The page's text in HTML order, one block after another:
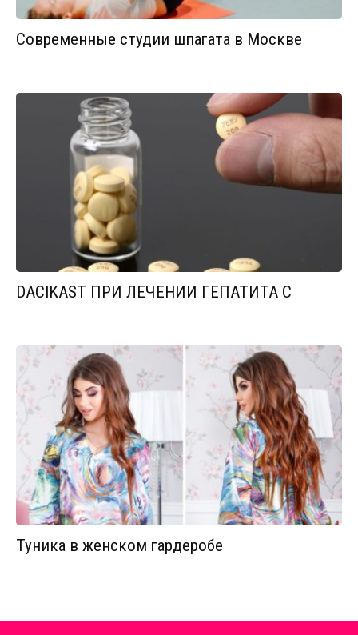
Современные студии шпагата в Москве
DACIKAST ПРИ ЛЕЧЕНИИ ГЕПАТИТА С
Туника в женском гардеробе